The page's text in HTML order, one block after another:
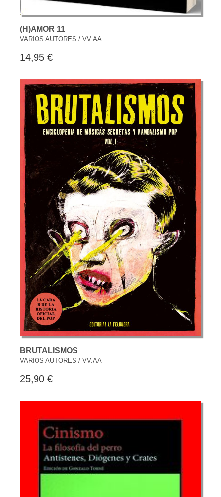
(H)AMOR 11
VARIOS AUTORES / VV.AA
14,95 €
BRUTALISMOS
VARIOS AUTORES / VV.AA
25,90 €